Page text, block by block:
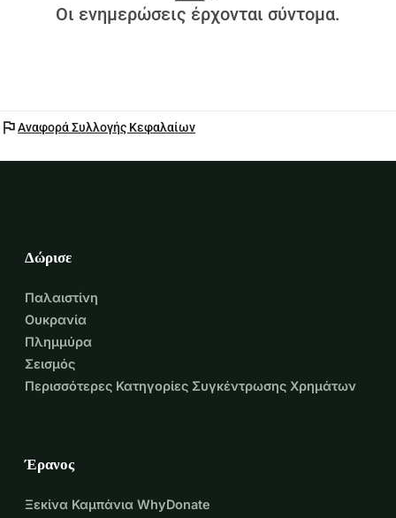
Οι ενημερώσεις έρχονται σύντομα.
flagΑναφορά Συλλογής Κεφαλαίων
Δώρισε
Παλαιστίνη
Ουκρανία
Πλημμύρα
Σεισμός
Περισσότερες Κατηγορίες Συγκέντρωσης Χρημάτων
Έρανος
Ξεκίνα Καμπάνια WhyDonate